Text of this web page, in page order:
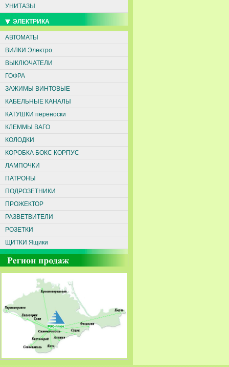
УНИТАЗЫ
ЭЛЕКТРИКА
АВТОМАТЫ
ВИЛКИ Электро.
ВЫКЛЮЧАТЕЛИ
ГОФРА
ЗАЖИМЫ ВИНТОВЫЕ
КАБЕЛЬНЫЕ КАНАЛЫ
КАТУШКИ переноски
КЛЕММЫ ВАГО
КОЛОДКИ
КОРОБКА БОКС КОРПУС
ЛАМПОЧКИ
ПАТРОНЫ
ПОДРОЗЕТНИКИ
ПРОЖЕКТОР
РАЗВЕТВИТЕЛИ
РОЗЕТКИ
ЩИТКИ Ящики